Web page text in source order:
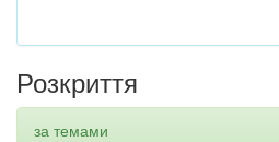
Розкриття
за темами